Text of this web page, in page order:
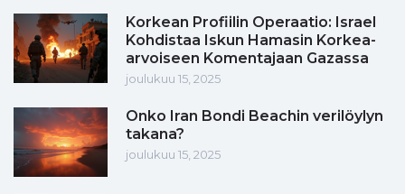
Korkean Profiilin Operaatio: Israel
Kohdistaa Iskun Hamasin Korkea-
arvoiseen Komentajaan Gazassa
joulukuu 15, 2025
Onko Iran Bondi Beachin verilöylyn
takana?
joulukuu 15, 2025